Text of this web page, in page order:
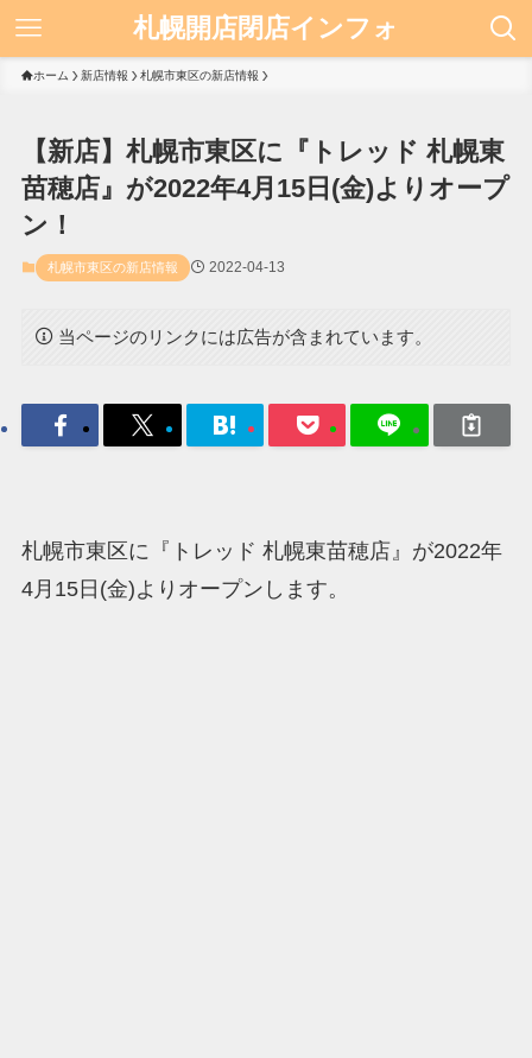
札幌開店閉店インフォ
ホーム 新店情報 札幌市東区の新店情報
【新店】札幌市東区に『トレッド 札幌東
苗穂店』が2022年4月15日(金)よりオープ
ン！
札幌市東区の新店情報 2022-04-13
当ページのリンクには広告が含まれています。
札幌市東区に『トレッド 札幌東苗穂店』が2022年
4月15日(金)よりオープンします。